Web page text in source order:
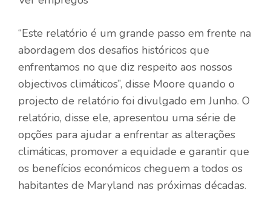
“Este relatório é um grande passo em frente na
abordagem dos desafios históricos que
enfrentamos no que diz respeito aos nossos
objectivos climáticos”, disse Moore quando o
projecto de relatório foi divulgado em Junho. O
relatório, disse ele, apresentou uma série de
opções para ajudar a enfrentar as alterações
climáticas, promover a equidade e garantir que
os benefícios económicos cheguem a todos os
habitantes de Maryland nas próximas décadas.